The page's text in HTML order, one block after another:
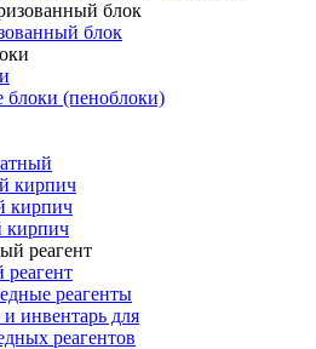
блок
блоки (пеноблоки)
кирпич
кирпич
кирпич
реагенты
инвентарь для
реагентов